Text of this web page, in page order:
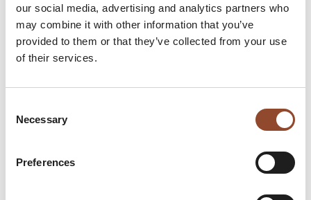
our social media, advertising and analytics partners who
may combine it with other information that you’ve
provided to them or that they’ve collected from your use
of their services.
Selection
Necessary
Preferences
Deel dit artikel